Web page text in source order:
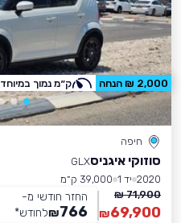
חיפה
סוזוקי איגניסGLX
2020 יד 1
39,000 ק״מ
71,900 ₪
69,900
₪
החזר חודשי מ-
766
₪לחודש*
2,000 ₪ הנחה ק״מ נמוך במיוחד